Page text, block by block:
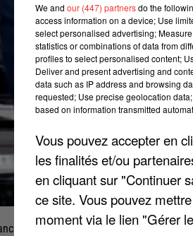
Cabrel était l'invité de Laurent
We and our (447) partnersdo the
access information on a device; Use
select personalised advertising;
statistics or combinations of data from
profiles to select personalised content;
Deliver and present advertising and
data such as IP address and browsing
requested; Use precise geolocation
based on information transmitted
Vous pouvez accepter en
les finalités et/ou
en cliquant sur "Continuer
ce site. Vous pouvez
moment via le lien "Gérer